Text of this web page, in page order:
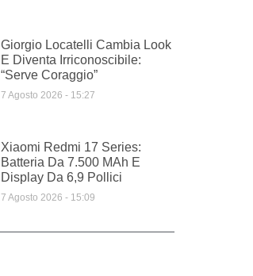
Giorgio Locatelli Cambia Look
E Diventa Irriconoscibile:
“Serve Coraggio”
7 Agosto 2026 15:27
Xiaomi Redmi 17 Series:
Batteria Da 7.500 MAh E
Display Da 6,9 Pollici
7 Agosto 2026 15:09